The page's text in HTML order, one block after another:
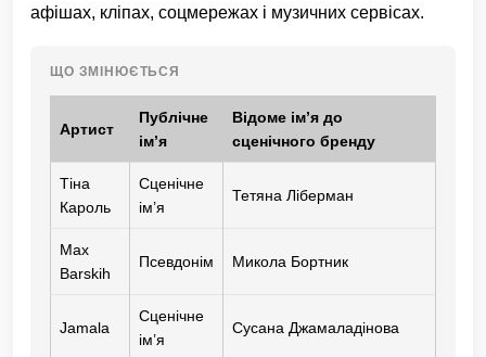
афішах, кліпах, соцмережах і музичних сервісах.
ЩО ЗМІНЮЄТЬСЯ
Артист
Публічне
ім’я
Відоме ім’я до
сценічного бренду
Тіна
Кароль
Сценічне
ім’я
Тетяна Ліберман
Max
Barskih
Псевдонім Микола Бортник
Jamala
Сценічне
ім’я
Сусана Джамаладінова